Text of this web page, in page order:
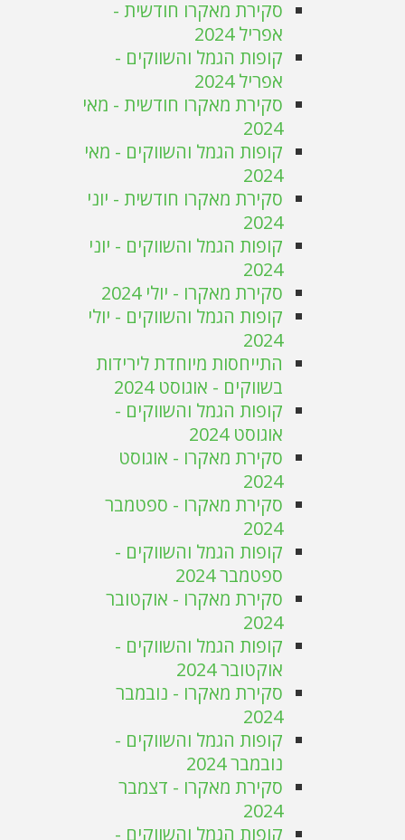
סקירת מאקרו חודשית -
אפריל 2024
קופות הגמל והשווקים -
אפריל 2024
סקירת מאקרו חודשית - מאי
2024
קופות הגמל והשווקים - מאי
2024
סקירת מאקרו חודשית - יוני
2024
קופות הגמל והשווקים - יוני
2024
סקירת מאקרו - יולי 2024
קופות הגמל והשווקים - יולי
2024
התייחסות מיוחדת לירידות
בשווקים - אוגוסט 2024
קופות הגמל והשווקים -
אוגוסט 2024
סקירת מאקרו - אוגוסט
2024
סקירת מאקרו - ספטמבר
2024
קופות הגמל והשווקים -
ספטמבר 2024
סקירת מאקרו - אוקטובר
2024
קופות הגמל והשווקים -
אוקטובר 2024
סקירת מאקרו - נובמבר
2024
קופות הגמל והשווקים -
נובמבר 2024
סקירת מאקרו - דצמבר
2024
קופות הגמל והשווקים -